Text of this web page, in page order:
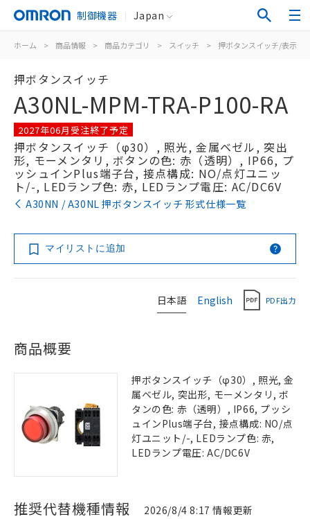
制御機器 Japan
ホーム > 商品情報 > 商品カテゴリ > スイッチ > 押ボタンスイッチ/表示灯
押ボタンスイッチ
A30NL-MPM-TRA-P100-RA
2027年06月受注終了予定
押ボタンスイッチ（φ30）, 照光, 金属ベゼル, 突出
形, モーメンタリ, ボタンの色: 赤（透明）, IP66, プ
ッシュインPlus端子台, 接点構成: NO/点灯ユニッ
ト/-, LEDランプ色: 赤, LEDランプ電圧: AC/DC6V
A30NN / A30NL 押ボタンスイッチ 形式仕様一覧
マイリストに追加
日本語 English PDF出力
商品概要
押ボタンスイッチ（φ30）, 照光, 金
属ベゼル, 突出形, モーメンタリ, ボ
タンの色: 赤（透明）, IP66, プッシ
ュインPlus端子台, 接点構成: NO/点
灯ユニット/-, LEDランプ色: 赤,
LEDランプ電圧: AC/DC6V
推奨代替機種情報 2026/8/4 8:17 情報更新